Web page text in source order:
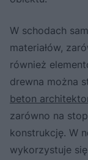
W schodach
materiałów,
również
drewna można
beton
zarówno na
konstrukcję. W
wykorzystuje